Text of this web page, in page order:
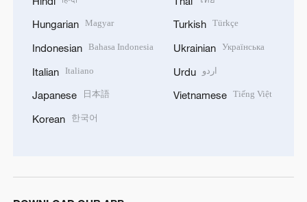
Hungarian Magyar
Indonesian Bahasa Indonesia
Italian Italiano
Japanese 日本語
Korean 한국어
Turkish Türkçe
Ukrainian Українська
Urdu اردو
Vietnamese Tiếng Việt